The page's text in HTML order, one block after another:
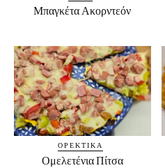
Μπαγκέτα Ακορντεόν
ΟΡΕΚΤΙΚΆ
Ομελετένια Πίτσα